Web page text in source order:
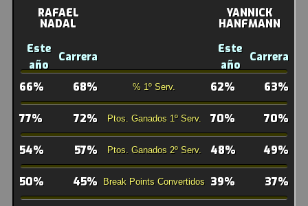
RAFAEL
NADAL
YANNICK
HANFMANN
Este
año
Carrera
Este
año
Carrera
66% 68% % 1º Serv. 62% 63%
77% 72% Ptos. Ganados 1º Serv. 70% 70%
54% 57% Ptos. Ganados 2º Serv. 48% 49%
50% 45% Break Points Convertidos 39% 37%